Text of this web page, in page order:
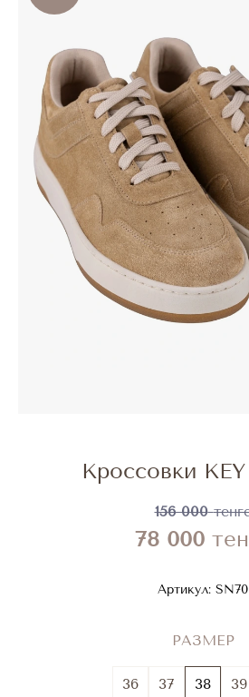
Кроссовки
156 000
78 000
Артикул: SN70
РАЗМЕР
36 37 38 39